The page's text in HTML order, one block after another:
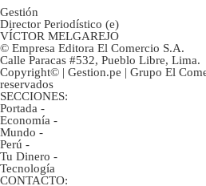
Gestión
Director Periodístico (e)
VÍCTOR MELGAREJO
© Empresa Editora El Comercio S.A.
Calle Paracas #532, Pueblo Libre, Lima.
Copyright© | Gestion.pe | Grupo El
reservados
SECCIONES:
Portada -
Economía -
Mundo -
Perú -
Tu Dinero -
Tecnología
CONTACTO: